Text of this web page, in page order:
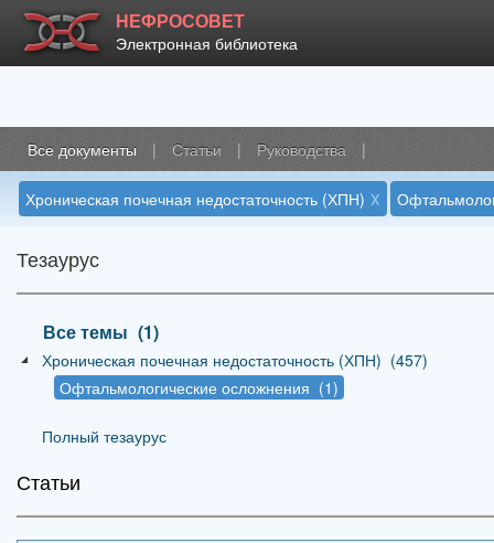
НЕФРОСОВЕТ
Электронная библиотека
Все документы | Статьи | Руководства |
Хроническая почечная недостаточность (ХПН) x
Тезаурус
Все темы (1)
Хроническая почечная недостаточность (ХПН) (457)
Офтальмологические осложнения (1)
Полный тезаурус
Статьи